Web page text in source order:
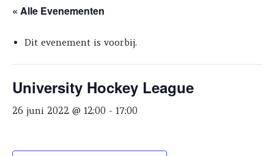
« Alle Evenementen
Dit evenement is voorbij.
University Hockey League
26 juni 2022 @ 12:00 - 17:00